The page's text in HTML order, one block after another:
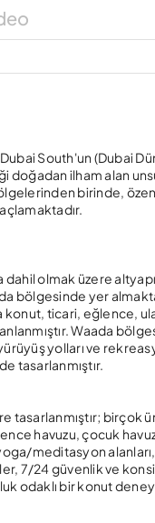
South'un (Dubai
doğadan ilham alan
birinde,
dahil olmak üzere
bölgesinde yer
konut, ticari, eğlence,
Waada
yolları ve
tasarlanmıştır.
birçok
havuzu, çocuk
meditasyon
7/24 güvenlik ve
odaklı bir konut